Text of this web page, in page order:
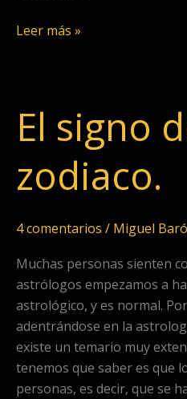
Leer más »
El signo
zodiaco.
4 comentarios / Miguel
Muchas personas sienten
astrólogos empezamos a
astrológico, y es normal.
adentrándose en la
existe un temario muy
tenemos que saber es que
personas, es decir, que se
El
signo
zodiaco.